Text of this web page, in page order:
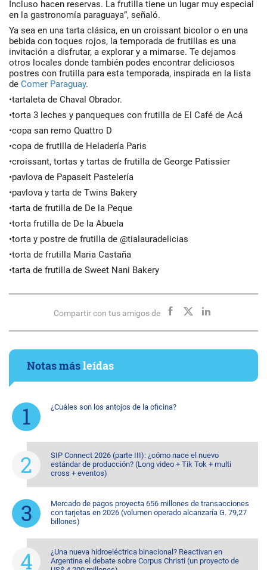
Incluso hacen reservas. La frutilla tiene un lugar muy especial
en la gastronomía paraguaya”, señaló.
Ya sea en una tarta clásica, en un croissant bicolor o en una
bebida con toques rojos, la temporada de frutillas es una
invitación a disfrutar, a explorar y a mimarse. Te dejamos
otros locales donde también podes encontrar deliciosos
postres con frutilla para esta temporada, inspirada en la lista
de Comer Paraguay.
•tartaleta de Chaval Obrador.
•torta 3 leches y panqueques con frutilla de El Café de Acá
•copa san remo Quattro D
•copa de frutilla de Heladería Paris
•croissant, tortas y tartas de frutilla de George Patissier
•pavlova de Papaseit Pastelería
•pavlova y tarta de Twins Bakery
•tarta de frutilla de De la Peque
•torta frutilla de De la Abuela
•torta y postre de frutilla de @tialauradelicias
•torta de frutilla Maria Castaña
•tarta de frutilla de Sweet Nani Bakery
Compartir con tus amigos de
Notas másleídas
¿Cuáles son los antojos de la oficina?
SIP Connect 2026 (parte III): ¿cómo nace el nuevo
estándar de producción? (Long video + Tik Tok + multi
cross + eventos)
Mercado de pagos proyecta 656 millones de transacciones
con tarjetas en 2026 (volumen operado alcanzaría G. 79,27
billones)
¿Una nueva hidroeléctrica binacional? Reactivan en
Argentina el debate sobre Corpus Christi (un proyecto de